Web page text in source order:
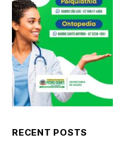
RECENT POSTS